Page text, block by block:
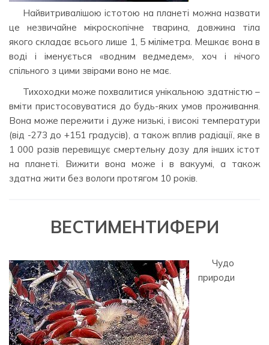
Найвитривалішою істотою на планеті можна назвати
це незвичайне мікроскопічне тварина, довжина тіла
якого складає всього лише 1, 5 міліметра. Мешкає вона в
воді і іменується «водним ведмедем», хоч і нічого
спільного з цими звірами воно не має.
Тихоходки може похвалитися унікальною здатністю –
вміти пристосовуватися до будь-яких умов проживання.
Вона може пережити і дуже низькі, і високі температури
(від -273 до +151 градусів), а також вплив радіації, яке в
1 000 разів перевищує смертельну дозу для інших істот
на планеті. Вижити вона може і в вакуумі, а також
здатна жити без вологи протягом 10 років.
ВЕСТИМЕНТИФЕРИ
Чудо
природи